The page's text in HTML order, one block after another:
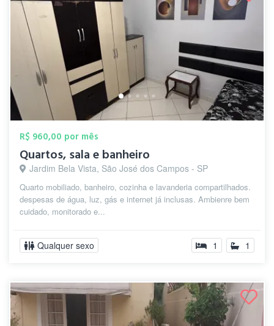
R$ 960,00 por mês
Quartos, sala e banheiro
Jardim Bela Vista, São José dos Campos - SP
Quarto mobiliado, banheiro, cozinha e lavanderia compartilhados.
despesas de água, luz, gás e internet já inclusas. Ambienre bem
cuidado, monitorado e...
Qualquer sexo 1 1